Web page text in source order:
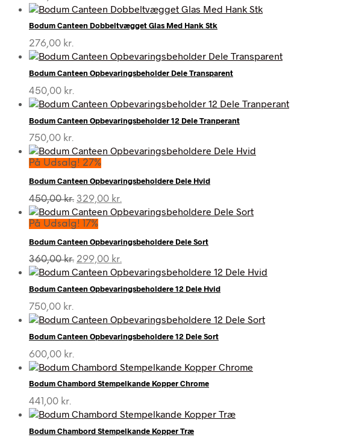
Bodum Canteen Dobbeltvægget Glas Med Hank Stk
276,00 kr.
Bodum Canteen Opbevaringsbeholder Dele Transparent
450,00 kr.
Bodum Canteen Opbevaringsbeholder 12 Dele Tranperant
750,00 kr.
På Udsalg! 27%
Bodum Canteen Opbevaringsbeholdere Dele Hvid
450,00kr. Den
oprindelige
pris
450,00 kr..
329,00 kr.
aktuelle
329,00 kr..
På Udsalg! 17%
Bodum Canteen Opbevaringsbeholdere Dele Sort
360,00kr. Den
oprindelige
var:
299,00 kr.
aktuelle
er:
Bodum Canteen Opbevaringsbeholdere 12 Dele Hvid
750,00 kr.
Bodum Canteen Opbevaringsbeholdere 12 Dele Sort
600,00 kr.
Bodum Chambord Stempelkande Kopper Chrome
441,00 kr.
Bodum Chambord Stempelkande Kopper Træ